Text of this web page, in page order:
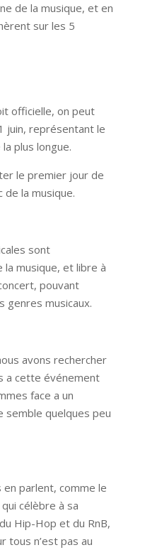
de la musique, et en
sur les 5
officielle, on peut
juin, représentant le
plus longue.
le premier jour de
de la musique.
sont
musique, et libre à
pouvant
musicaux.
avons rechercher
a cette événement
face a un
semble quelques peu
parlent, comme le
célèbre à sa
Hip-Hop et du RnB,
tous n’est pas au